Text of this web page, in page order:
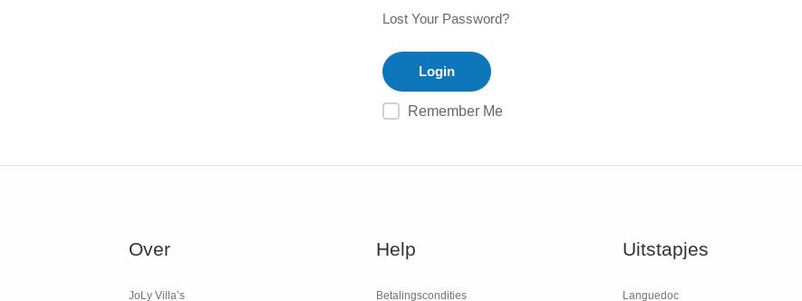
Lost Your Password?
Remember Me
Over
JoLy Villa’s
Help
Betalingscondities
Uitstapjes
Languedoc